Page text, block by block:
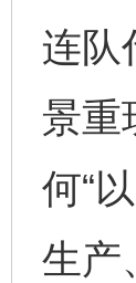
连队
景重
何“
生产